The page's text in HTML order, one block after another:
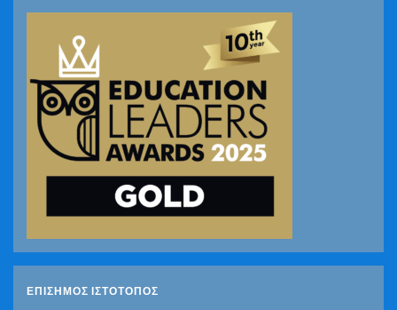
ΕΠΙΣΗΜΟΣ ΙΣΤΟΤΟΠΟΣ